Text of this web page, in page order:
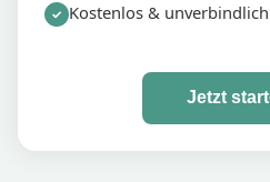
✓ Kostenlos & unverbindlich
Jetzt